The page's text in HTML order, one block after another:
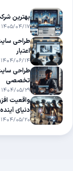
بهترین
۱۴۰۵/۰۴/۱۷
طراحی
اعتبار
۱۴۰۴/۰۶/۱۴
طراحی
تخصصی
۱۴۰۴/۰۵/۲۹
دنیای آینده
۱۴۰۴/۰۵/۲۰